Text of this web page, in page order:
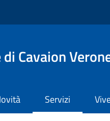
Cavaion
Servizi